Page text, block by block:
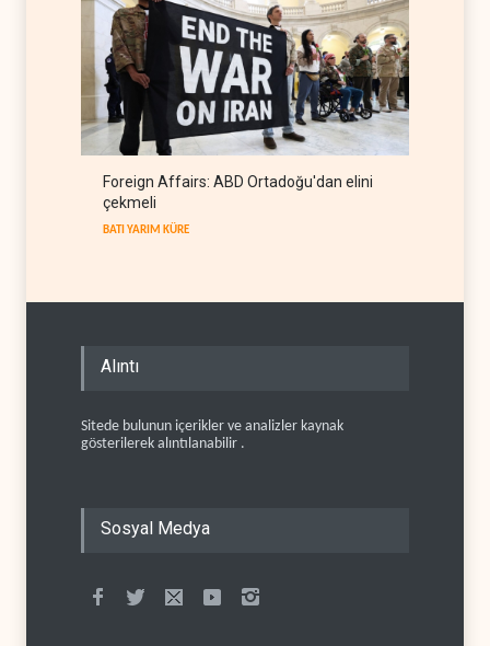
Foreign Affairs: ABD Ortadoğu'dan elini
çekmeli
BATI YARIM KÜRE
Alıntı
Sitede bulunun içerikler ve analizler kaynak
gösterilerek alıntılanabilir .
Sosyal Medya